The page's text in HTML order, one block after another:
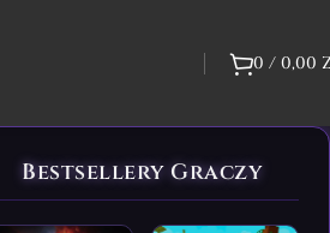
0 / 0,00
Bestsellery Graczy